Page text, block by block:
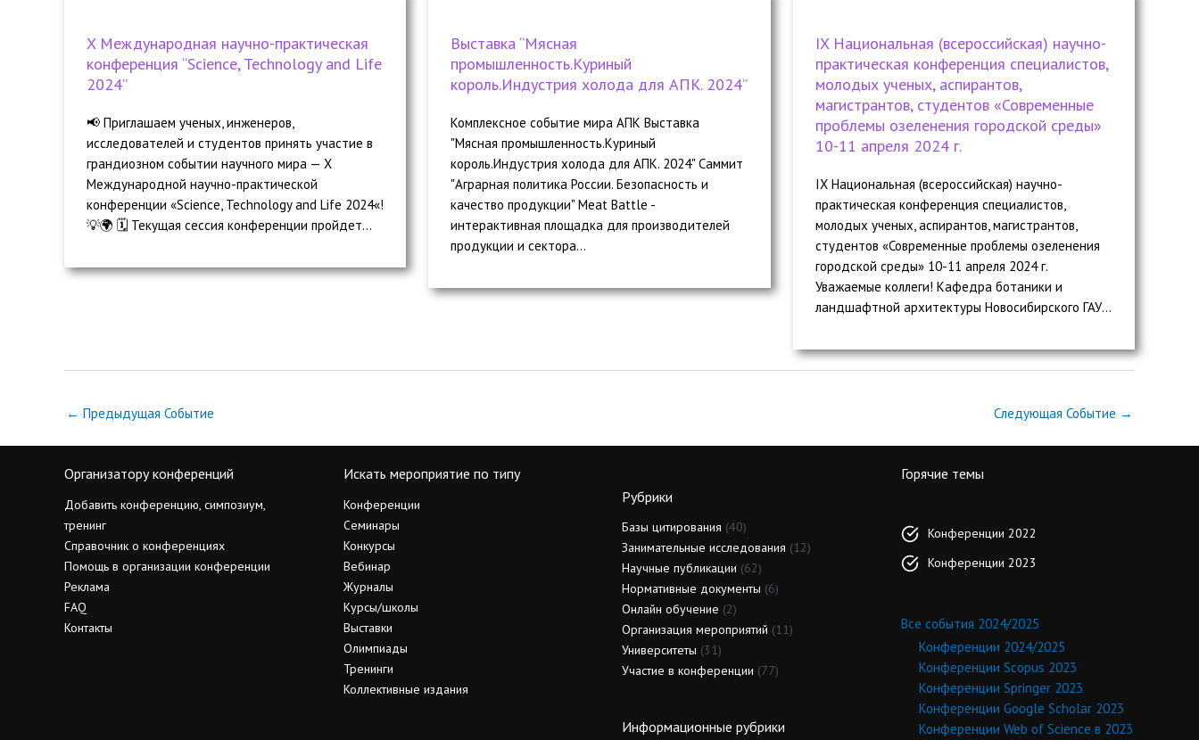
X Международная научно-практическая
конференция “Science, Technology and Life
2024”
📢 Приглашаем ученых, инженеров,
исследователей и студентов принять участие в
грандиозном событии научного мира — X
Международной научно-практической
конференции «Science, Technology and Life 2024«!
💡🌍 🗓️ Текущая сессия конференции пройдет...
Выставка “Мясная
промышленность.Куриный
король.Индустрия холода для АПК. 2024”
Комплексное событие мира АПК Выставка
"Мясная промышленность.Куриный
король.Индустрия холода для АПК. 2024" Саммит
"Аграрная политика России. Безопасность и
качество продукции" Meat Battle -
интерактивная площадка для производителей
продукции и сектора...
IX Национальная (всероссийская) научно-
практическая конференция специалистов,
молодых ученых, аспирантов,
магистрантов, студентов «Современные
проблемы озеленения городской среды»
10-11 апреля 2024 г.
IX Национальная (всероссийская) научно-
практическая конференция специалистов,
молодых ученых, аспирантов, магистрантов,
студентов «Современные проблемы озеленения
городской среды» 10-11 апреля 2024 г.
Уважаемые коллеги! Кафедра ботаники и
ландшафтной архитектуры Новосибирского ГАУ...
← Предыдущая Событие Следующая Событие →
Организатору конференций
Добавить конференцию, симпозиум,
тренинг
Справочник о конференциях
Помощь в организации конференции
Реклама
FAQ
Контакты
Искать мероприятие по типу
Конференции
Семинары
Конкурсы
Вебинар
Журналы
Курсы/школы
Выставки
Олимпиады
Тренинги
Коллективные издания
Рубрики
Базы цитирования (40)
Занимательные исследования (12)
Научные публикации (62)
Нормативные документы (6)
Онлайн обучение (2)
Организация мероприятий (11)
Университеты (31)
Участие в конференции (77)
Информационные рубрики
Горячие темы
Конференции 2022
Конференции 2023
Все события 2024/2025
Конференции 2024/2025
Конференции Scopus 2023
Конференции Springer 2023
Конференции Google Scholar 2023
Конференции Web of Science в 2023